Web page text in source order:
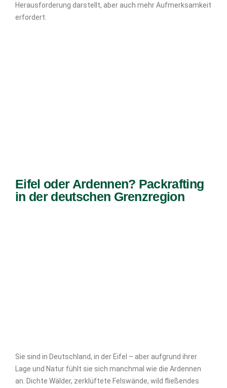
Herausforderung darstellt, aber auch mehr Aufmerksamkeit
erfordert.
Eifel oder Ardennen? Packrafting
in der deutschen Grenzregion
Sie sind in Deutschland, in der Eifel – aber aufgrund ihrer
Lage und Natur fühlt sie sich manchmal wie die Ardennen
an. Dichte Wälder, zerklüftete Felswände, wild fließendes